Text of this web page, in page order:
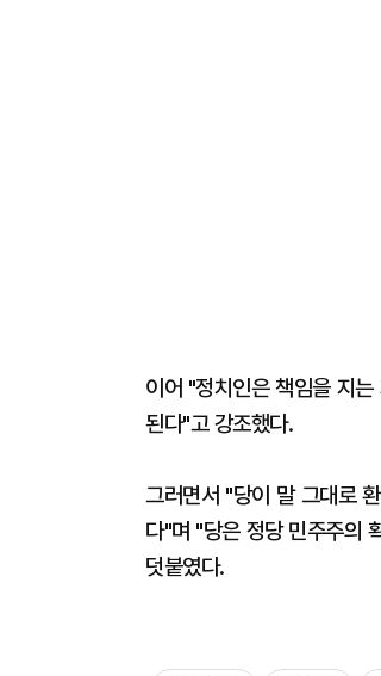
이어 "정치인은 책임을 지
된다"고 강조했다.
그러면서 "당이 말 그대로
다"며 "당은 정당 민주주의
덧붙였다.